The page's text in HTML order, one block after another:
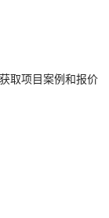
取项目案例和报价